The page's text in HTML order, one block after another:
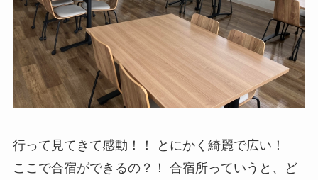
行って見てきて感動！！ とにかく綺麗で広い！
ここで合宿ができるの？！ 合宿所っていうと、ど